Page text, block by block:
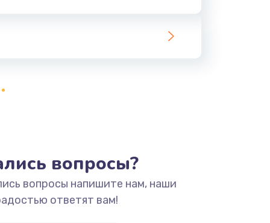
вопросы?
вопросы напишите нам, наши
ответят вам!